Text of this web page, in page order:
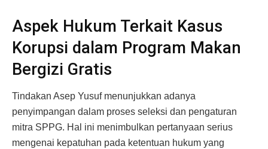
Aspek Hukum Terkait Kasus
Korupsi dalam Program Makan
Bergizi Gratis
Tindakan Asep Yusuf menunjukkan adanya
penyimpangan dalam proses seleksi dan pengaturan
mitra SPPG. Hal ini menimbulkan pertanyaan serius
mengenai kepatuhan pada ketentuan hukum yang